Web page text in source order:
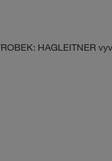
HAGLEITNER